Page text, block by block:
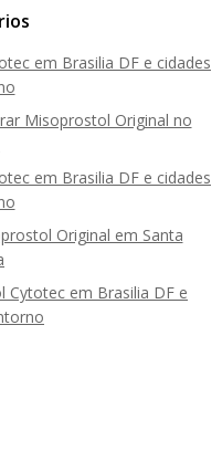
em Brasilia DF e cidades
Misoprostol Original no
em Brasilia DF e cidades
Original em Santa
Cytotec em Brasilia DF e